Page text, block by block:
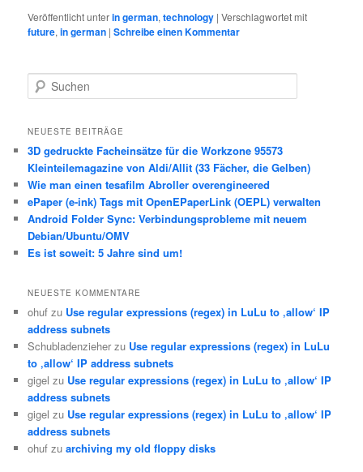
Veröffentlicht unterin german,technology |Verschlagwortet mit
future,in german |Schreibe einen Kommentar
u
h
n
NEUESTE BEITRÄGE
3D gedruckte Facheinsätze für die Workzone 95573
Kleinteilemagazine von Aldi/Allit (33 Fächer, die Gelben)
Wie man einen tesafilm Abroller overengineered
ePaper (e-ink) Tags mit OpenEPaperLink (OEPL) verwalten
Android Folder Sync: Verbindungsprobleme mit neuem
Debian/Ubuntu/OMV
Es ist soweit: 5 Jahre sind um!
NEUESTE KOMMENTARE
ohuf zu Use regular expressions (regex) in LuLu to ‚allow‘ IP
address subnets
Schubladenzieher zu Use regular expressions (regex) in LuLu
to ‚allow‘ IP address subnets
gigel zu Use regular expressions (regex) in LuLu to ‚allow‘ IP
address subnets
gigel zu Use regular expressions (regex) in LuLu to ‚allow‘ IP
address subnets
ohuf zuarchiving my old floppy disks